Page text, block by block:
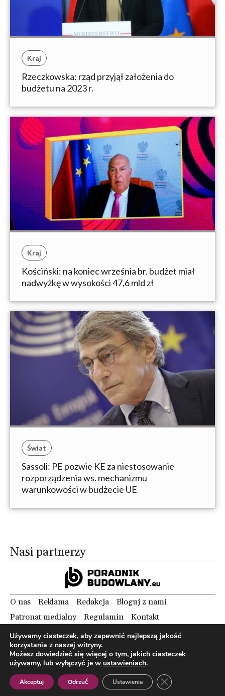
Kraj
Rzeczkowska: rząd przyjął założenia do
budżetu na 2023 r.
Kraj
Kościński: na koniec września br. budżet miał
nadwyżkę w wysokości 47,6 mld zł
Świat
Sassoli: PE pozwie KE za niestosowanie
rozporządzenia ws. mechanizmu
warunkowości w budżecie UE
Nasi partnerzy
O nas Reklama Redakcja
Bloguj z nami
Patronat medialny
Regulamin Kontakt
Copyright 2012 Biznes i Styl. Wszystkie prawa zastrzeżone.
Polityka prywatności
Polityka cookies
Polish
Używamy ciasteczek, aby zapewnić najlepszą jakość
korzystania z naszej witryny.
Możesz dowiedzieć się więcej o tym, jakich ciasteczek
używamy, lub wyłączyć je w ustawieniach.
Akceptuj Odrzuć Ustawienia Zamknij panel